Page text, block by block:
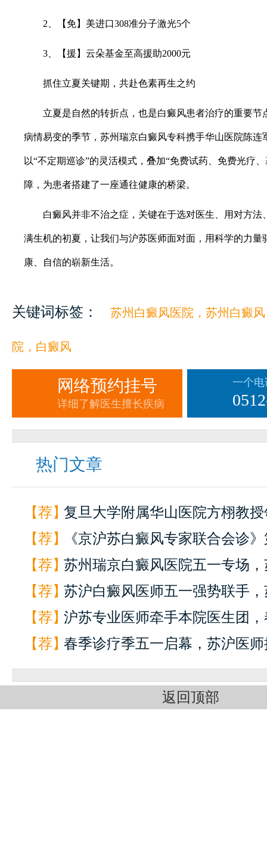
2、【免】美进口308准分子激光5个
3、【援】云朵基金至高援助2000元
抓住立夏关键期，共赴色素再生之约
立夏是自然的转折点，也是白癜风患者治疗的重要节
病情易变的季节，苏州瑞京白癜风专科携手华山医院陈连
以“不定期巡诊”的灵活模式，叠加“免费试药、免费光疗
障，为患者搭建了一座通往健康的桥梁。
白癜风并非不治之症，关键在于选对医生、用对方法
满生机的初夏，让我们与沪苏医师面对面，用科学的力量
康、自信的崭新生活。
关键词标签： 苏州白癜风医院，苏州白癜风
院，白癜风
网络预约挂号
详细了解医生擅长疾病
一个
热门文章
【荐】复旦大学附属华山医院方栩教授
【荐】
《京沪苏白癜风专家联合会诊
【荐】苏州瑞京白癜风医院五一专场，
【荐】苏沪白癜风医师五一强势联手，
【荐】沪苏专业医师牵手本院医生团，
【荐】春季诊疗季五一启幕，苏沪医师
返回顶部